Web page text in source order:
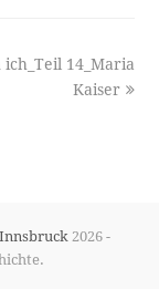
14_Maria
Kaiser
2026 -